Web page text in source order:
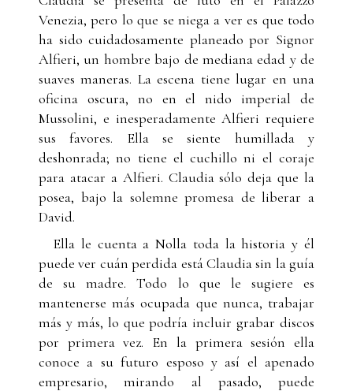
Venezia, pero lo que se niega a ver es que todo
ha sido cuidadosamente planeado por Signor
Alfieri, un hombre bajo de mediana edad y de
suaves maneras. La escena tiene lugar en una
oficina oscura, no en el nido imperial de
Mussolini, e inesperadamente Alfieri requiere
sus favores. Ella se siente humillada y
deshonrada; no tiene el cuchillo ni el coraje
para atacar a Alfieri. Claudia sólo deja que la
posea, bajo la solemne promesa de liberar a
David.
Ella le cuenta a Nolla toda la historia y él
puede ver cuán perdida está Claudia sin la guía
de su madre. Todo lo que le sugiere es
mantenerse más ocupada que nunca, trabajar
más y más, lo que podría incluir grabar discos
por primera vez. En la primera sesión ella
conoce a su futuro esposo y así el apenado
empresario, mirando al pasado, puede